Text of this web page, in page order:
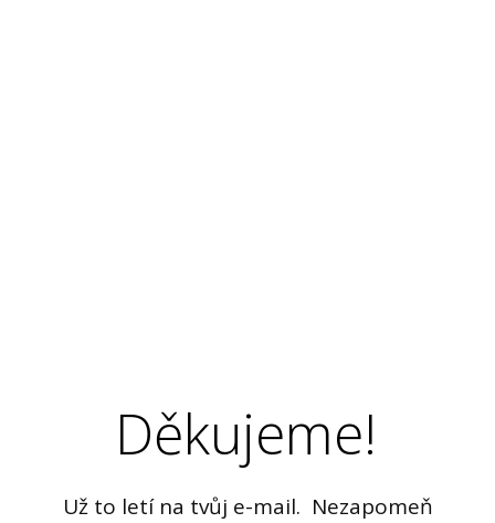
Děkujeme!
Už to letí na tvůj e-mail. Nezapomeň